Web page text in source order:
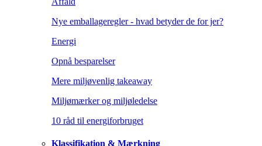
Nye emballageregler - hvad betyder de for jer?
Energi
Opnå besparelser
Mere miljøvenlig takeaway
Miljømærker og miljøledelse
10 råd til energiforbruget
Klassifikation & Mærkning